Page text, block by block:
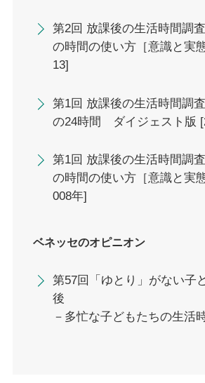
第2回 放課後の生活時間調
の時間の使い方［意識と実
13]
第1回 放課後の生活時間調
の24時間 ダイジェスト版
第1回 放課後の生活時間調
の時間の使い方［意識と
008年]
ベネッセのオピニオン
第57回「ゆとり」がない子
後
－多忙な子どもたちの生活